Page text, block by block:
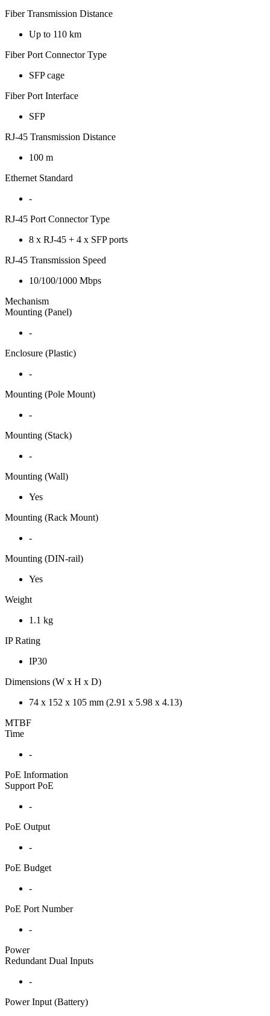
Fiber Transmission Distance
Up to 110 km
Fiber Port Connector Type
SFP cage
Fiber Port Interface
SFP
RJ-45 Transmission Distance
100 m
Ethernet Standard
-
RJ-45 Port Connector Type
8 x RJ-45 + 4 x SFP ports
RJ-45 Transmission Speed
10/100/1000 Mbps
Mechanism
Mounting (Panel)
-
Enclosure (Plastic)
-
Mounting (Pole Mount)
-
Mounting (Stack)
-
Mounting (Wall)
Yes
Mounting (Rack Mount)
-
Mounting (DIN-rail)
Yes
Weight
1.1 kg
IP Rating
IP30
Dimensions (W x H x D)
74 x 152 x 105 mm (2.91 x 5.98 x 4.13)
MTBF
Time
-
PoE Information
Support PoE
-
PoE Output
-
PoE Budget
-
PoE Port Number
-
Power
Redundant Dual Inputs
-
Power Input (Battery)